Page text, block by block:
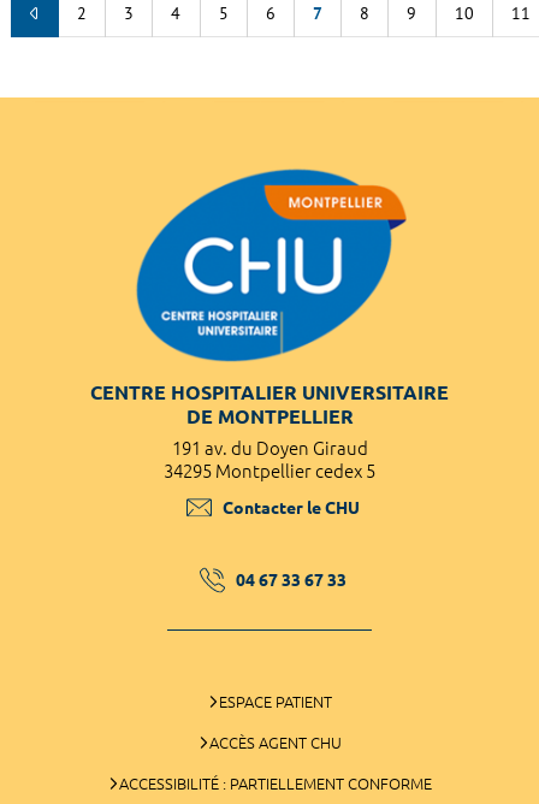
2 3 4 5 6 7 8 9 10 11
CENTRE HOSPITALIER UNIVERSITAIRE
DE MONTPELLIER
191 av. du Doyen Giraud
34295 Montpellier cedex 5
Contacter le CHU
04 67 33 67 33
ESPACE PATIENT
ACCÈS AGENT CHU
ACCESSIBILITÉ : PARTIELLEMENT CONFORME